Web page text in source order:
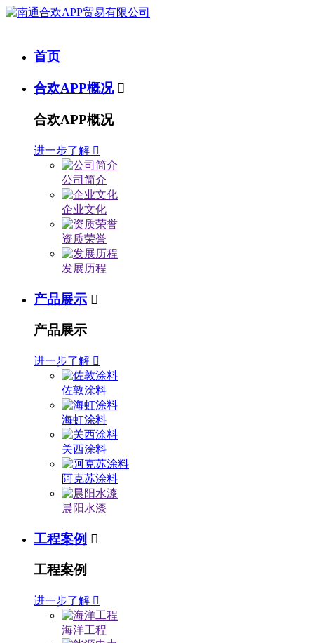
首页
合欢APP概况 
合欢APP概况
进一步了解 
公司简介
企业文化
资质荣誉
发展历程
产品展示 
产品展示
进一步了解 
佐敦涂料
海虹涂料
关西涂料
阿克苏涂料
晨阳水漆
工程案例 
工程案例
进一步了解 
海洋工程